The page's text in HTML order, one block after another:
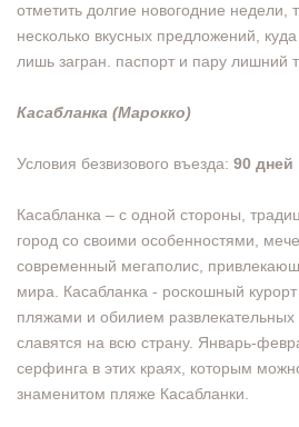
отметить долгие новогодние недели,
несколько вкусных предложений,
лишь загран. паспорт и пару лишний
Касабланка (Марокко)
Условия безвизового въезда: 90 дней
Касабланка – с одной стороны,
город со своими особенностями,
современный мегаполис,
мира. Касабланка - роскошный
пляжами и обилием развлекательных
славятся на всю страну. Январь-
серфинга в этих краях, которым
знаменитом пляже Касабланки.